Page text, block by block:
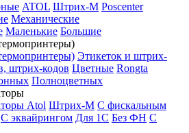
ATOL Штрих-М Poscenter
Механические
Маленькие Большие
Этикеток и штрих-
штрих-кодов Цветные Rongta
Полноцветных
Atol Штрих-М С фискальным
С эквайрингом Для 1С Без ФН С